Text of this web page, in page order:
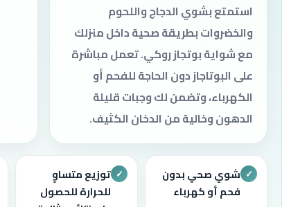
استمتع بشوي الدجاج واللحوم
والخضروات بطريقة صحية داخل منزلك
مع شواية بوتجاز روكي. تعمل مباشرة
على البوتاجاز دون الحاجة للفحم أو
الكهرباء، وتضمن لك وجبات قليلة
الدهون وخالية من الدخان الكثيف.
✓ شوي صحي بدون
فحم أو كهرباء
✓ توزيع متساوٍ
للحرارة للحصول